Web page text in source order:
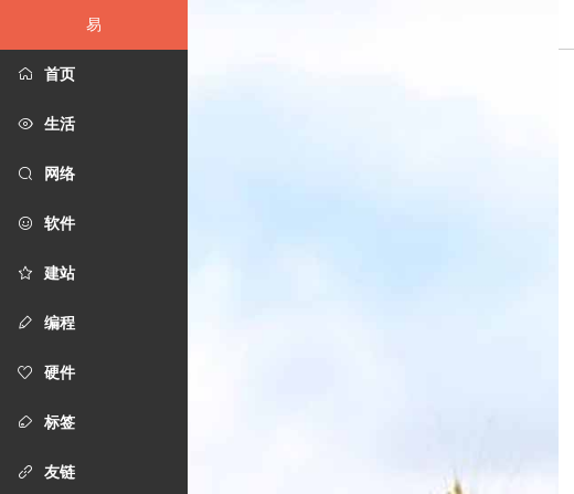
易
首页
生活
网络
软件
建站
编程
硬件
标签
友链